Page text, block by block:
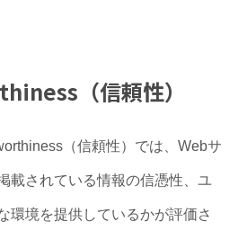
（信頼性）
（信頼性）では、Webサ
載されている情報の信憑性、ユ
環境を提供しているかが評価さ